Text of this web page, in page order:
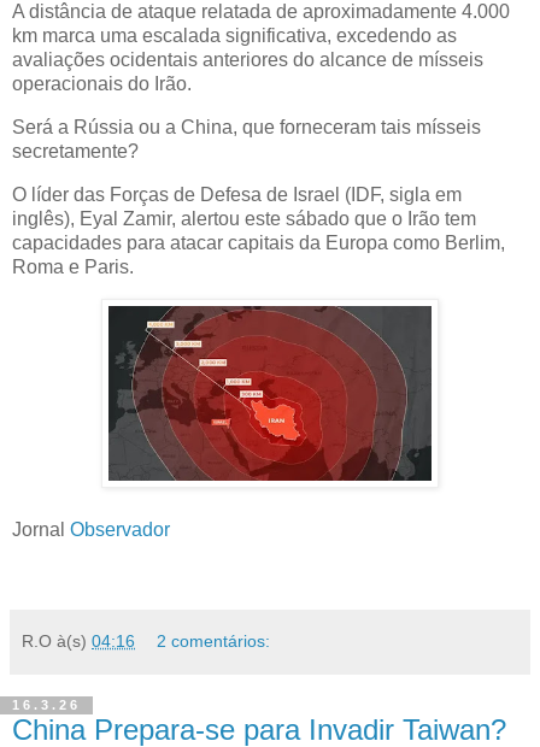
A distância de ataque relatada de aproximadamente 4.000
km marca uma escalada significativa, excedendo as
avaliações ocidentais anteriores do alcance de mísseis
operacionais do Irão.
Será a Rússia ou a China, que forneceram tais mísseis
secretamente?
O líder das Forças de Defesa de Israel (IDF, sigla em
inglês), Eyal Zamir, alertou este sábado que o Irão tem
capacidades para atacar capitais da Europa como Berlim,
Roma e Paris.
Jornal Observador
R.O à(s) 04:16 2 comentários:
16.3.26
China Prepara-se para Invadir Taiwan?